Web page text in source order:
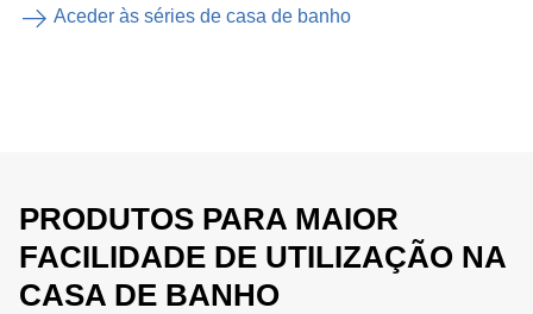
Aceder às séries de casa de banho
PRODUTOS PARA MAIOR
FACILIDADE DE UTILIZAÇÃO NA
CASA DE BANHO